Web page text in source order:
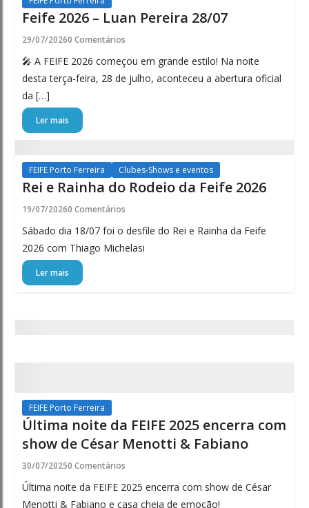
Feife 2026 – Luan Pereira 28/07
29/07/20260 Comentários
🎤 A FEIFE 2026 começou em grande estilo! Na noite
desta terça-feira, 28 de julho, aconteceu a abertura oficial
da […]
Ler mais
FEIFE Porto Ferreira Clubes-Shows e eventos
Rei e Rainha do Rodeio da Feife 2026
19/07/20260 Comentários
Sábado dia 18/07 foi o desfile do Rei e Rainha da Feife
2026 com Thiago Michelasi
Ler mais
FEIFE Porto Ferreira
Última noite da FEIFE 2025 encerra com
show de César Menotti & Fabiano
30/07/20250 Comentários
Última noite da FEIFE 2025 encerra com show de César
Menotti & Fabiano e casa cheia de emoção!